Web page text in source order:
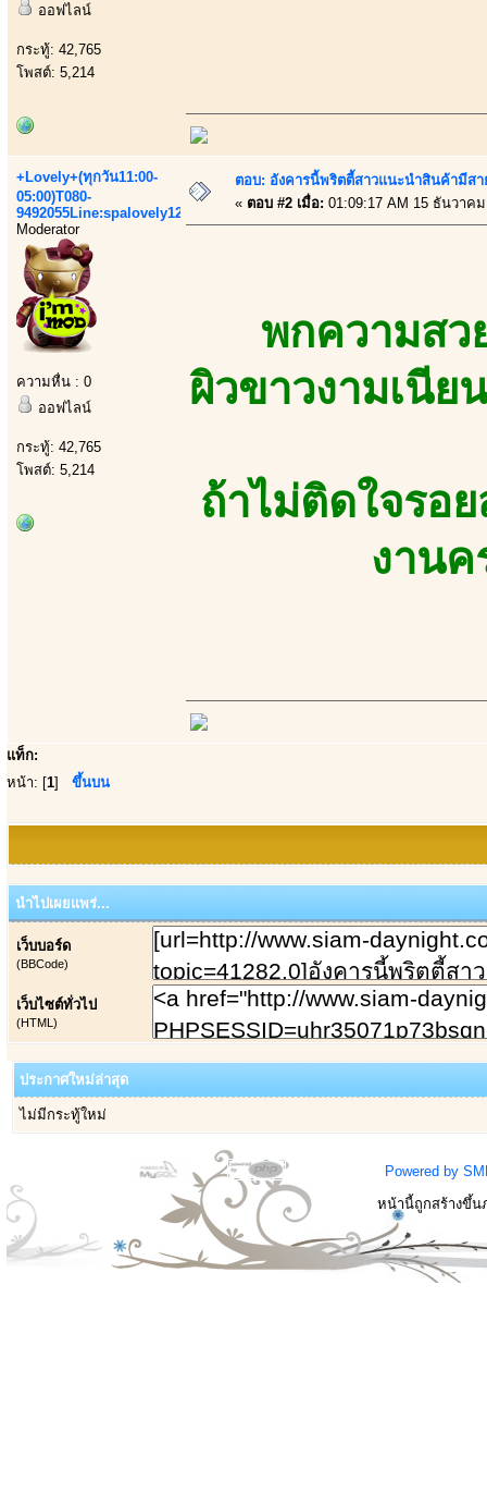
ออฟไลน์
กระทู้: 42,765
โพสต์: 5,214
+Lovely+(ทุกวัน11:00-
05:00)T080-
9492055Line:spalovely123
Moderator
ความหื่น : 0
ออฟไลน์
กระทู้: 42,765
โพสต์: 5,214
ตอบ: อังคารนี้พริตตี้สาวแนะนำสินค้ามีส
« ตอบ #2 เมื่อ: 01:09:17 AM 15 ธันวาค
พกความสว
ผิวขาวงามเนี
ถ้าไม่ติดใจรอ
งานค
แท็ก:
หน้า: [1] ขึ้นบน
นำไปเผยแพร่...
เว็บบอร์ด
(BBCode)
เว็บไซต์ทั่วไป
(HTML)
ประกาศใหม่ล่าสุด
ไม่มีกระทู้ใหม่
Powered by
หน้านี้ถูกสร้างขึ้น